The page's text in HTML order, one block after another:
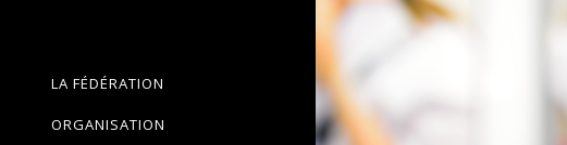
LA FÉDÉRATION
ORGANISATION